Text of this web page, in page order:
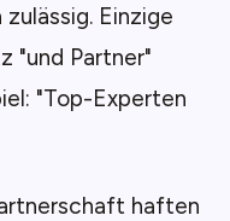
Einzige
"und Partner"
"Top-Experten
haften